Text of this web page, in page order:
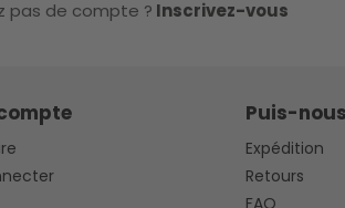
pas de compte ? Inscrivez-vous
Puis-
Expédition
Retours
FAQ